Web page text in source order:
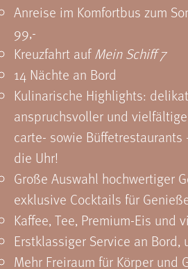
Anreise im Komfortbus zum
99,-
Kreuzfahrt aufMein Schiff 7
14 Nächte an Bord
Kulinarische Highlights:
anspruchsvoller und
carte- sowie
die Uhr!
Große Auswahl hochwertiger
exklusive Cocktails für
Kaffee, Tee, Premium-Eis und
Erstklassiger Service an Bord,
Mehr Freiraum für Körper und